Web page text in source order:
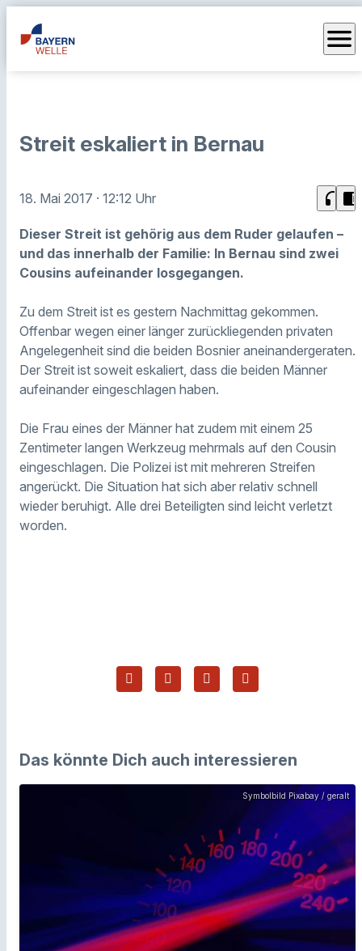
menu
Streit eskaliert in Bernau
18. Mai 2017 · 12:12 Uhr headphones chrome_reader_mode
Dieser Streit ist gehörig aus dem Ruder gelaufen –
und das innerhalb der Familie: In Bernau sind zwei
Cousins aufeinander losgegangen.
Zu dem Streit ist es gestern Nachmittag gekommen.
Offenbar wegen einer länger zurückliegenden privaten
Angelegenheit sind die beiden Bosnier aneinandergeraten.
Der Streit ist soweit eskaliert, dass die beiden Männer
aufeinander eingeschlagen haben.
Die Frau eines der Männer hat zudem mit einem 25
Zentimeter langen Werkzeug mehrmals auf den Cousin
eingeschlagen. Die Polizei ist mit mehreren Streifen
angerückt. Die Situation hat sich aber relativ schnell
wieder beruhigt. Alle drei Beteiligten sind leicht verletzt
worden.
Das könnte Dich auch interessieren
Symbolbild Pixabay / geralt